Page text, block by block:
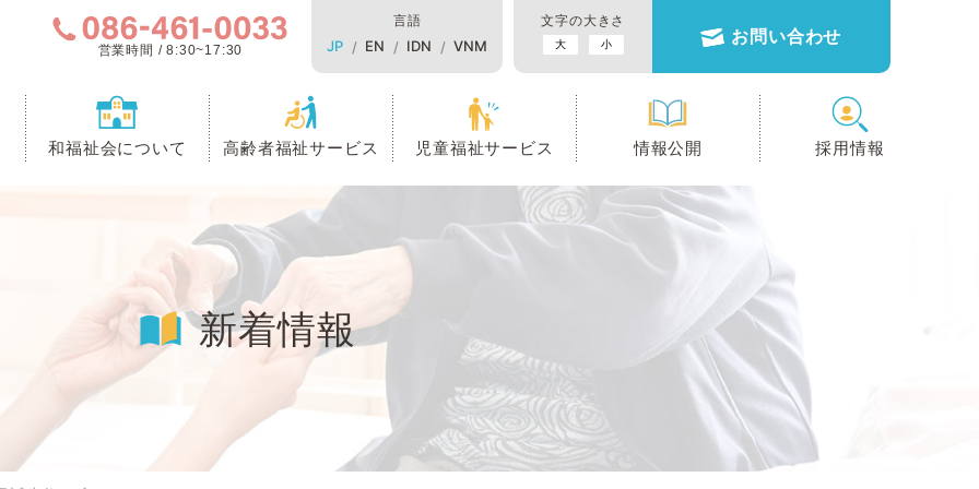
営業時間 / 8:30~17:30
言語
JP EN IDN VNM
文字の大きさ
大 小 お問い合わせ
和福祉会について 高齢者福祉サービス 児童福祉サービス 情報公開 採用情報
新着情報